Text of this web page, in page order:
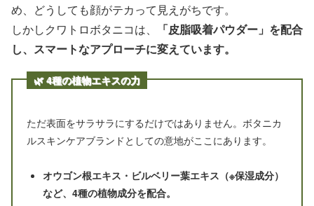
め、どうしても顔がテカって見えがちです。
しかしクワトロボタニコは、
「皮脂吸着パウダー」を配合
し、スマートなアプローチに変えています。
🌿 4種の植物エキスの力
ただ表面をサラサラにするだけではありません。ボタニカ
ルスキンケアブランドとしての意地がここにあります。
オウゴン根エキス・ビルベリー葉エキス（※保湿成分）
など、4種の植物成分を配合。